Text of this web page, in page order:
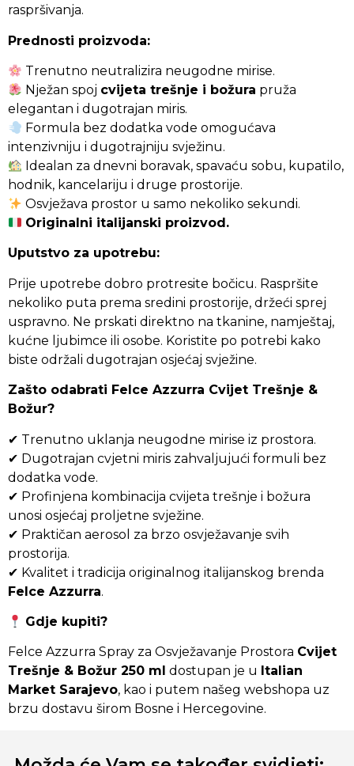
raspršivanja.
Prednosti proizvoda:
Trenutno neutralizira neugodne mirise.
Nježan spoj cvijeta trešnje i božura pruža
elegantan i dugotrajan miris.
Formula bez dodatka vode omogućava
intenzivniju i dugotrajniju svježinu.
Idealan za dnevni boravak, spavaću sobu, kupatilo,
hodnik, kancelariju i druge prostorije.
Osvježava prostor u samo nekoliko sekundi.
Originalni italijanski proizvod.
Uputstvo za upotrebu:
Prije upotrebe dobro protresite bočicu. Raspršite
nekoliko puta prema sredini prostorije, držeći sprej
uspravno. Ne prskati direktno na tkanine, namještaj,
kućne ljubimce ili osobe. Koristite po potrebi kako
biste održali dugotrajan osjećaj svježine.
Zašto odabrati Felce Azzurra Cvijet Trešnje &
Božur?
✔ Trenutno uklanja neugodne mirise iz prostora.
✔ Dugotrajan cvjetni miris zahvaljujući formuli bez
dodatka vode.
✔ Profinjena kombinacija cvijeta trešnje i božura
unosi osjećaj proljetne svježine.
✔ Praktičan aerosol za brzo osvježavanje svih
prostorija.
✔ Kvalitet i tradicija originalnog italijanskog brenda
Felce Azzurra.
Gdje kupiti?
Felce Azzurra Spray za Osvježavanje Prostora Cvijet
Trešnje & Božur 250 ml dostupan je u Italian
Market Sarajevo, kao i putem našeg webshopa uz
brzu dostavu širom Bosne i Hercegovine.